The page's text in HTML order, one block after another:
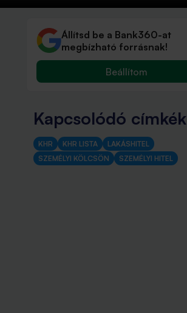
Állítsd be a Bank360-at
megbízható forrásnak!
Beállítom
Kapcsolódó címkék
KHR KHR LISTA
LAKÁSHITEL
SZEMÉLYI KÖLCSÖN
SZEMÉLYI HITEL